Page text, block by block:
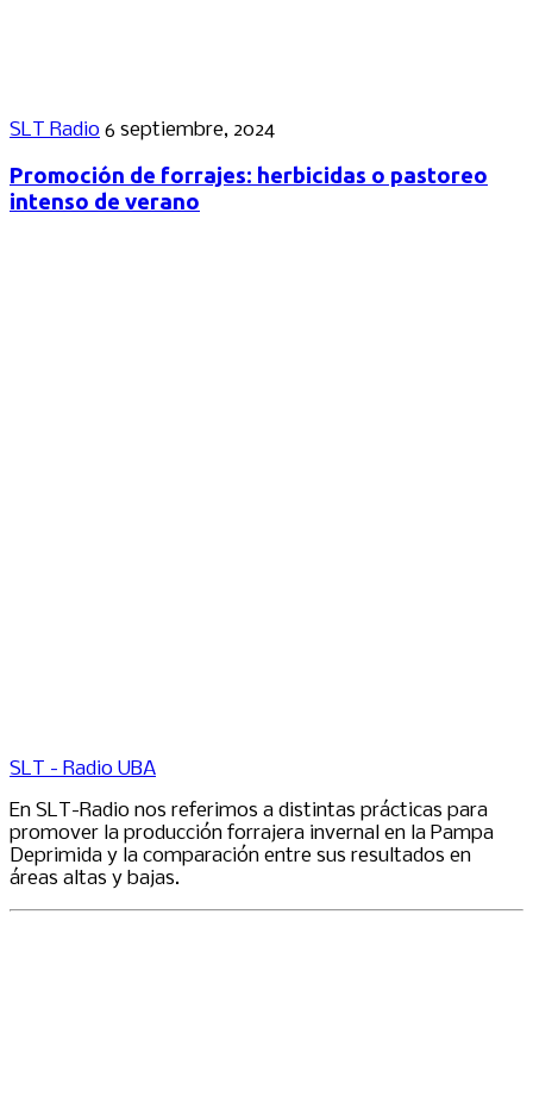
SLT Radio 6 septiembre, 2024
Promoción de forrajes: herbicidas o pastoreo
intenso de verano
SLT - Radio UBA
En SLT-Radio nos referimos a distintas prácticas para
promover la producción forrajera invernal en la Pampa
Deprimida y la comparación entre sus resultados en
áreas altas y bajas.